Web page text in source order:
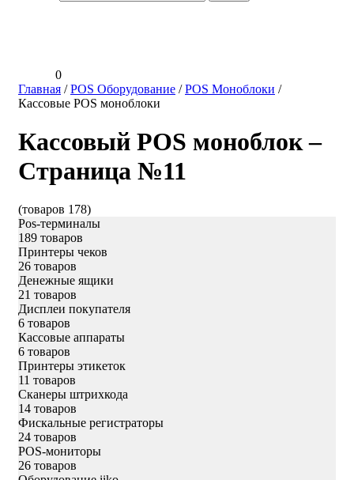
0
Главная /POS Оборудование /POS Моноблоки /
Кассовые POS моноблоки
Кассовый POS моноблок –
Страница №11
(товаров 178)
Pos-терминалы
189 товаров
Принтеры чеков
26 товаров
Денежные ящики
21 товаров
Дисплеи покупателя
6 товаров
Кассовые аппараты
6 товаров
Принтеры этикеток
11 товаров
Сканеры штрихкода
14 товаров
Фискальные регистраторы
24 товаров
POS-мониторы
26 товаров